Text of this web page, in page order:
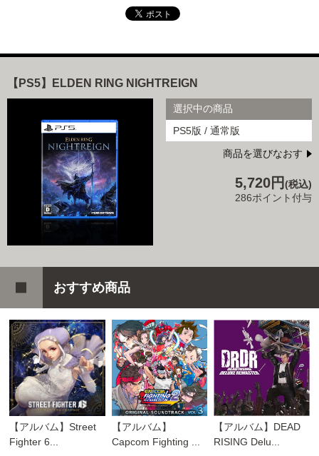
【PS5】ELDEN RING NIGHTREIGN
選択中の商品
PS5版 / 通常版
商品を選びなおす
5,720円(税込)
286ポイント付与
おすすめ商品
【アルバム】Street
Fighter 6...
【アルバム】
Capcom Fighting ...
【アルバム】DEAD
RISING Delu...